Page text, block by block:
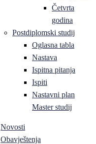
Četvrta
godina
Postdiplomski studij
Oglasna tabla
Nastava
Ispitna pitanja
Ispiti
Nastavni plan
Master studij
Novosti
Obavještenja